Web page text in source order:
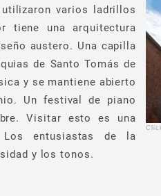
varios ladrillos
tiene una arquitectura
austero. Una capilla
de Santo Tomás de
y se mantiene abierto
Un festival de piano
Visitar esto es una
Los entusiastas de la
y los tonos.